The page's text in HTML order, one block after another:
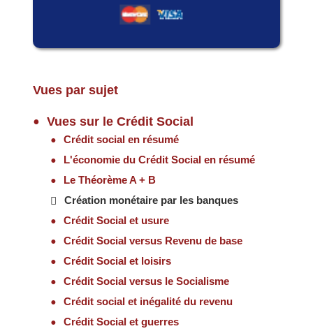
Vues par sujet
Vues sur le Crédit Social
Crédit social en résumé
L'économie du Crédit Social en résumé
Le Théorème A + B
Création monétaire par les banques
Crédit Social et usure
Crédit Social versus Revenu de base
Crédit Social et loisirs
Crédit Social versus le Socialisme
Crédit social et inégalité du revenu
Crédit Social et guerres